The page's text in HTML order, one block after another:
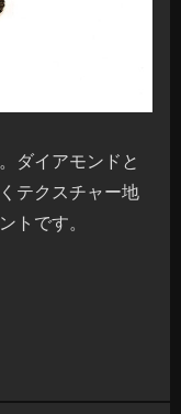
ダイアモンドと
テクスチャー地
トです。